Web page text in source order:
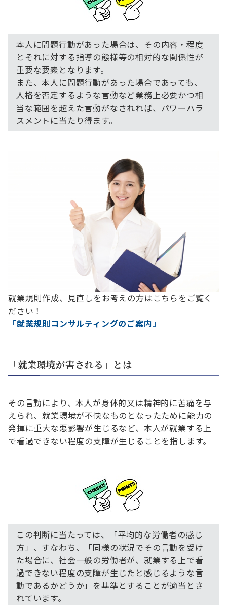
本人に問題行動があった場合は、その内容・程度
とそれに対する指導の態様等の相対的な関係性が
重要な要素となります。
また、本人に問題行動があった場合であっても、
人格を否定するような言動など業務上必要かつ相
当な範囲を超えた言動がなされれば、パワーハラ
スメントに当たり得ます。
就業規則作成、見直しをお考えの方はこちらをご覧く
ださい！
「就業規則コンサルティングのご案内」
「就業環境が害される」とは
その言動により、本人が身体的又は精神的に苦痛を与
えられ、就業環境が不快なものとなったために能力の
発揮に重大な悪影響が生じるなど、本人が就業する上
で看過できない程度の支障が生じることを指します。
この判断に当たっては、「平均的な労働者の感じ
方」、すなわち、「同様の状況でその言動を受け
た場合に、社会一般の労働者が、就業する上で看
過できない程度の支障が生じたと感じるような言
動であるかどうか」を基準とすることが適当とさ
れています。